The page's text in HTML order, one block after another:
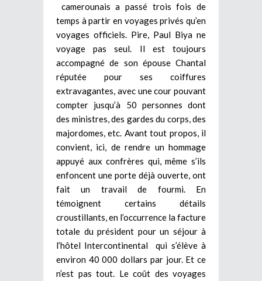
camerounais a passé trois fois de
temps à partir en voyages privés qu’en
voyages officiels. Pire, Paul Biya ne
voyage pas seul. Il est toujours
accompagné de son épouse Chantal
réputée pour ses coiffures
extravagantes, avec une cour pouvant
compter jusqu’à 50 personnes dont
des ministres, des gardes du corps, des
majordomes, etc. Avant tout propos, il
convient, ici, de rendre un hommage
appuyé aux confrères qui, même s’ils
enfoncent une porte déjà ouverte, ont
fait un travail de fourmi. En
témoignent certains détails
croustillants, en l’occurrence la facture
totale du président pour un séjour à
l’hôtel Intercontinental qui s’élève à
environ 40 000 dollars par jour. Et ce
n’est pas tout. Le coût des voyages